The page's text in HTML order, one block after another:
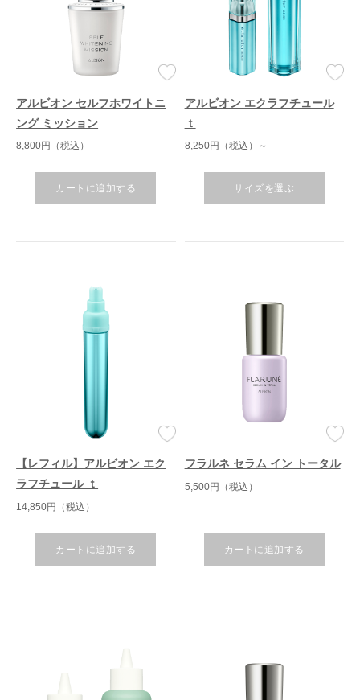
アルビオン セルフホワイトニ
ング ミッション
8,800円（税込）
カートに追加する
アルビオン エクラフチュール
ｔ
8,250円（税込）～
サイズを選ぶ
【レフィル】アルビオン エク
ラフチュール ｔ
14,850円（税込）
カートに追加する
フラルネ セラム イン トータル
5,500円（税込）
カートに追加する